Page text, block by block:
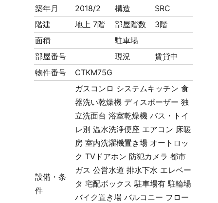
築年月 2018/2 構造
SRC
階建
地上 7階 部屋階数
3階
面積
駐車場
部屋番号
現況
賃貸中
物件番号
CTKM75G
設備・条
件
ガスコンロ システムキッチン 食
器洗い乾燥機 ディスポーザー 独
立洗面台 浴室乾燥機 バス・トイ
レ別 温水洗浄便座 エアコン 床暖
房 室内洗濯機置き場 オートロッ
ク TVドアホン 防犯カメラ 都市
ガス 公営水道 排水下水 エレベー
タ 宅配ボックス 駐車場有 駐輪場
バイク置き場 バルコニー フロー